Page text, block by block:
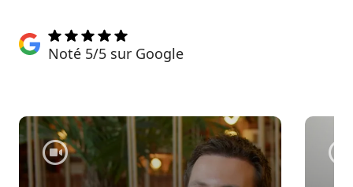
Noté 5/5 sur Google